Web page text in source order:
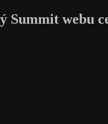
Summit webu